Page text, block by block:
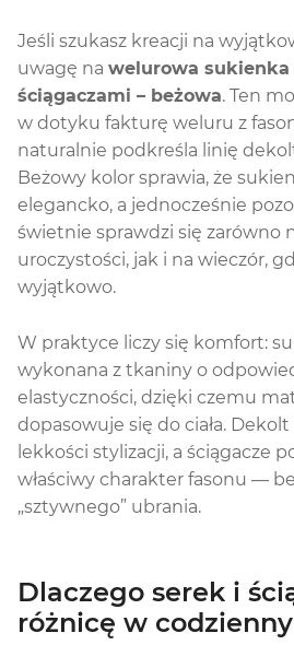
Jeśli szukasz kreacji na
uwagę na welurowa sukienka
ściągaczami – beżowa. Ten
w dotyku fakturę weluru z
naturalnie podkreśla linię
Beżowy kolor sprawia, że
elegancko, a jednocześnie
świetnie sprawdzi się zarówno
uroczystości, jak i na wieczór,
wyjątkowo.
W praktyce liczy się komfort:
wykonana z tkaniny o
elastyczności, dzięki czemu
dopasowuje się do ciała.
lekkości stylizacji, a ściągacze
właściwy charakter fasonu —
„sztywnego” ubrania.
Dlaczego serek i
różnicę w